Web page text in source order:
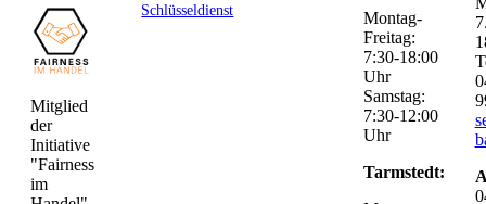
Mitglied
der
Initiative
"Fairness
im
Schlüsseldienst
Montag-
Freitag:
7:30-18:00
Uhr
Samstag:
7:30-12:00
Uhr
Tarmstedt: